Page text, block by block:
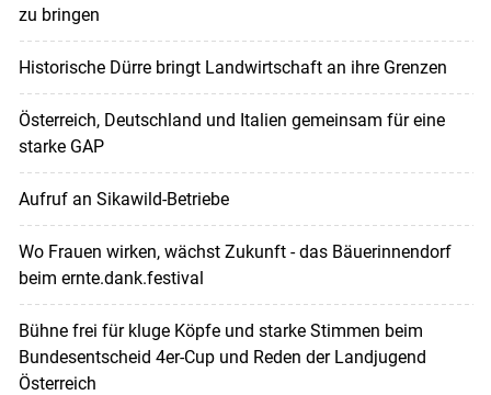
zu bringen
Historische Dürre bringt Landwirtschaft an ihre Grenzen
Österreich, Deutschland und Italien gemeinsam für eine
starke GAP
Aufruf an Sikawild-Betriebe
Wo Frauen wirken, wächst Zukunft - das Bäuerinnendorf
beim ernte.dank.festival
Bühne frei für kluge Köpfe und starke Stimmen beim
Bundesentscheid 4er-Cup und Reden der Landjugend
Österreich